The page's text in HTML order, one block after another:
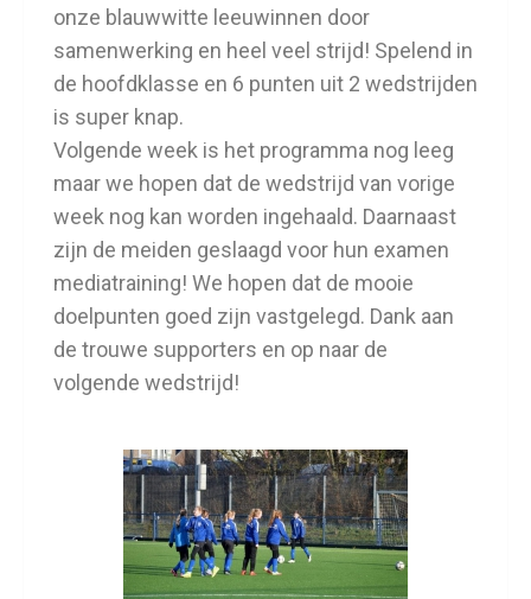
onze blauwwitte leeuwinnen door
samenwerking en heel veel strijd! Spelend in
de hoofdklasse en 6 punten uit 2 wedstrijden
is super knap.
Volgende week is het programma nog leeg
maar we hopen dat de wedstrijd van vorige
week nog kan worden ingehaald. Daarnaast
zijn de meiden geslaagd voor hun examen
mediatraining! We hopen dat de mooie
doelpunten goed zijn vastgelegd. Dank aan
de trouwe supporters en op naar de
volgende wedstrijd!